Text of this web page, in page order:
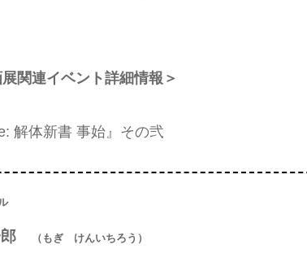
展関連イベント詳細情報＞
解体新書 事始』その弐
郎 （もぎ けんいちろう ）